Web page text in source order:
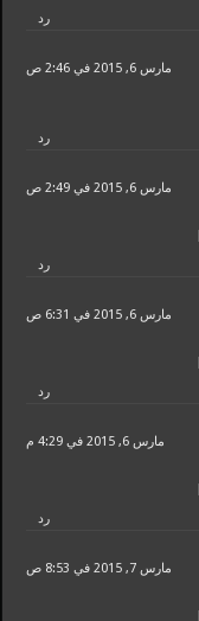
رد
مارس 6, 2015 في 2:46 ص
رد
مارس 6, 2015 في 2:49 ص
رد
مارس 6, 2015 في 6:31 ص
رد
مارس 6, 2015 في 4:29 م
رد
مارس 7, 2015 في 8:53 ص